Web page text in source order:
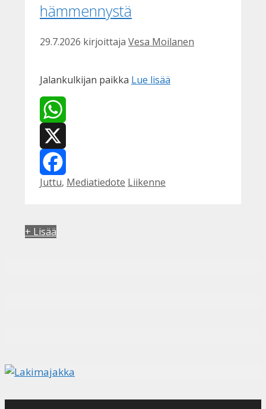
hämmennystä
29.7.2026 kirjoittaja Vesa Moilanen
Jalankulkijan paikka Lue lisää
WhatsApp
X
Facebook
Kategoriat
Juttu, Mediatiedote Avainsanat
Liikenne
+ Lisää